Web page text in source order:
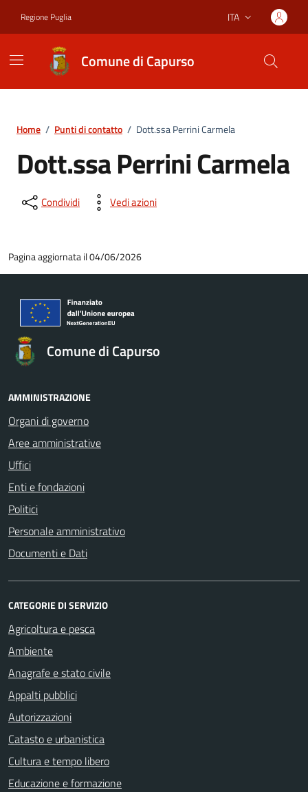
Regione Puglia Lingua attiva:
ITA
Comune di Capurso
Home / Punti di contatto / Dott.ssa Perrini Carmela
Dott.ssa Perrini Carmela
Condividi Vedi azioni
Pagina aggiornata il 04/06/2026
Comune di Capurso
AMMINISTRAZIONE
Organi di governo
Aree amministrative
Uffici
Enti e fondazioni
Politici
Personale amministrativo
Documenti e Dati
CATEGORIE DI SERVIZIO
Agricoltura e pesca
Ambiente
Anagrafe e stato civile
Appalti pubblici
Autorizzazioni
Catasto e urbanistica
Cultura e tempo libero
Educazione e formazione